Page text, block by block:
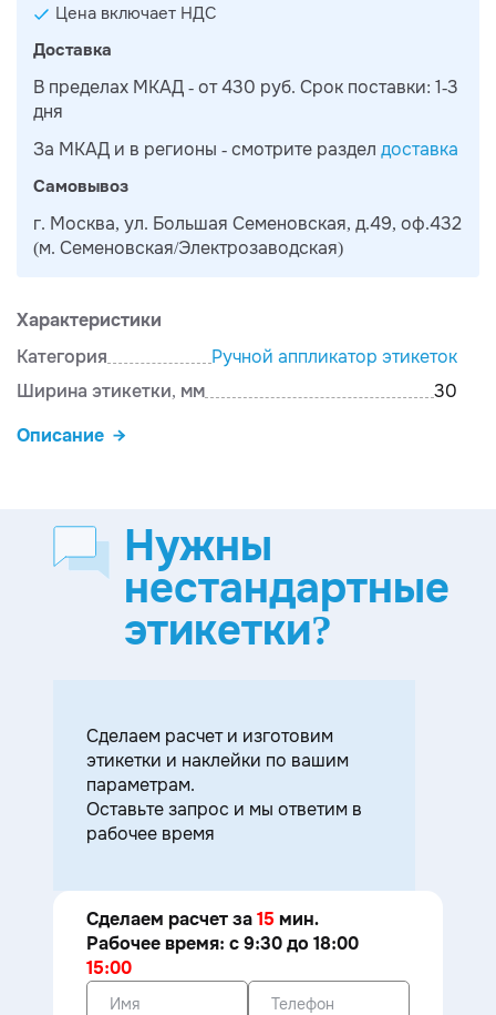
Характеристики
Категория
Ручной аппликатор этикеток
Ширина этикетки, мм
30
Описание
Цена включает НДС
Доставка
В пределах МКАД - от 430 руб. Срок поставки: 1-3
дня
За МКАД и в регионы - смотрите раздел доставка
Самовывоз
г. Москва, ул. Большая Семеновская, д.49, оф.432
(м. Семеновская/Электрозаводская)
Нужны
нестандартные
этикетки?
Cделаем расчет и изготовим
этикетки и наклейки по вашим
параметрам.
Оставьте запрос и мы ответим в
рабочее время
Сделаем расчет за15 мин.
Рабочее время: с 9:30 до 18:00
15:00